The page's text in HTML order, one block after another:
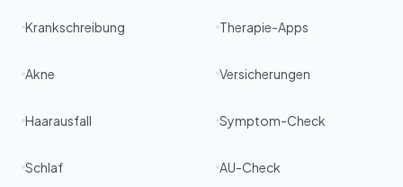
Krankschreibung
Akne
Haarausfall
Schlaf
Therapie-Apps
Versicherungen
Symptom-Check
AU-Check